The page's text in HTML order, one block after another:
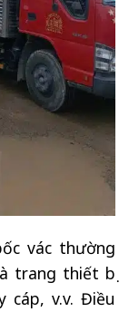
vác thường
trang thiết bị
cáp, v.v. Điều